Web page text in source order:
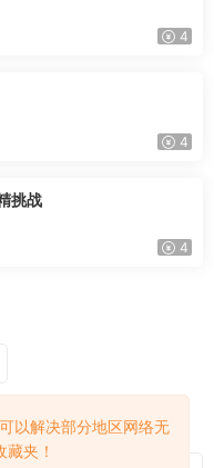
4
4
挑战
4
以解决部分地区网络无
夹！